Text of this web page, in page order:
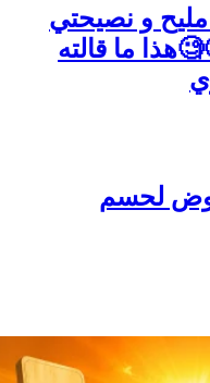
مليح و نصيحتي
ما قالته
لحسم